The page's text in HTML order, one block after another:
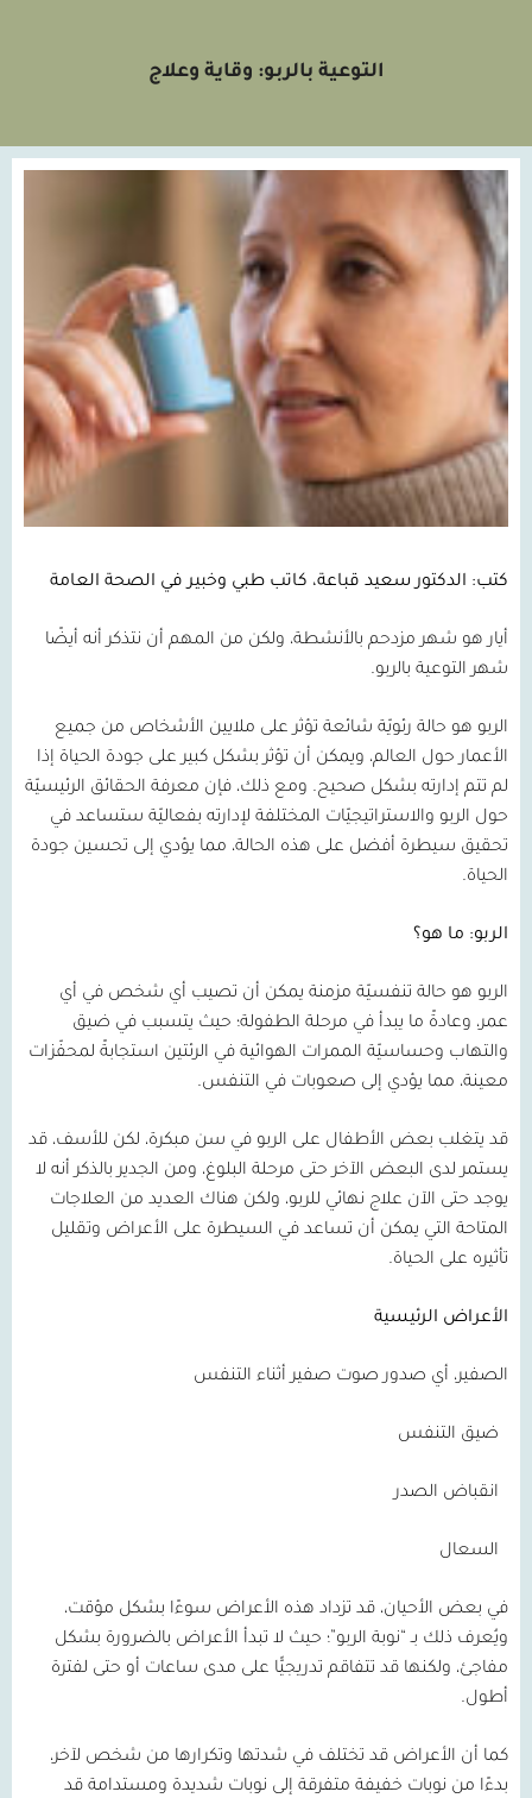
التوعية بالربو: وقاية وعلاج
كتب: الدكتور سعيد قباعة، كاتب طبي وخبير في الصحة العامة
أيار هو شهر مزدحم بالأنشطة، ولكن من المهم أن نتذكر أنه أيضًا
شهر التوعية بالربو.
الربو هو حالة رئويّة شائعة تؤثر على ملايين الأشخاص من جميع
الأعمار حول العالم، ويمكن أن تؤثر بشكل كبير على جودة الحياة إذا
لم تتم إدارته بشكل صحيح. ومع ذلك، فإن معرفة الحقائق الرئيسيّة
حول الربو والاستراتيجيّات المختلفة لإدارته بفعاليّة ستساعد في
تحقيق سيطرة أفضل على هذه الحالة، مما يؤدي إلى تحسين جودة
الحياة.
الربو: ما هو؟
الربو هو حالة تنفسيّة مزمنة يمكن أن تصيب أي شخص في أي
عمر، وعادةً ما يبدأ في مرحلة الطفولة؛ حيث يتسبب في ضيق
والتهاب وحساسيّة الممرات الهوائية في الرئتين استجابةً لمحفّزات
معينة، مما يؤدي إلى صعوبات في التنفس.
قد يتغلب بعض الأطفال على الربو في سن مبكرة، لكن للأسف، قد
يستمر لدى البعض الآخر حتى مرحلة البلوغ، ومن الجدير بالذكر أنه لا
يوجد حتى الآن علاج نهائي للربو، ولكن هناك العديد من العلاجات
المتاحة التي يمكن أن تساعد في السيطرة على الأعراض وتقليل
تأثيره على الحياة.
الأعراض الرئيسية
الصفير، أي صدور صوت صفير أثناء التنفس
ضيق التنفس
انقباض الصدر
السعال
في بعض الأحيان، قد تزداد هذه الأعراض سوءًا بشكل مؤقت،
ويُعرف ذلك بـ “نوبة الربو”؛ حيث لا تبدأ الأعراض بالضرورة بشكل
مفاجئ، ولكنها قد تتفاقم تدريجيًّا على مدى ساعات أو حتى لفترة
أطول.
كما أن الأعراض قد تختلف في شدتها وتكرارها من شخص لآخر،
بدءًا من نوبات خفيفة متفرقة إلى نوبات شديدة ومستدامة قد